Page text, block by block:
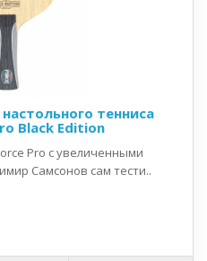
тенниса
Black Edition
Pro с увеличенными
Самсонов сам тести..